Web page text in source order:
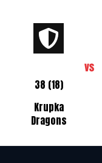
38 (18)
Krupka
Dragons